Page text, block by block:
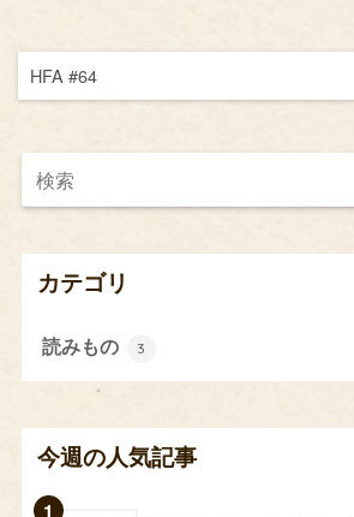
HFA #64
カテゴリ
読みもの 3
今週の人気記事